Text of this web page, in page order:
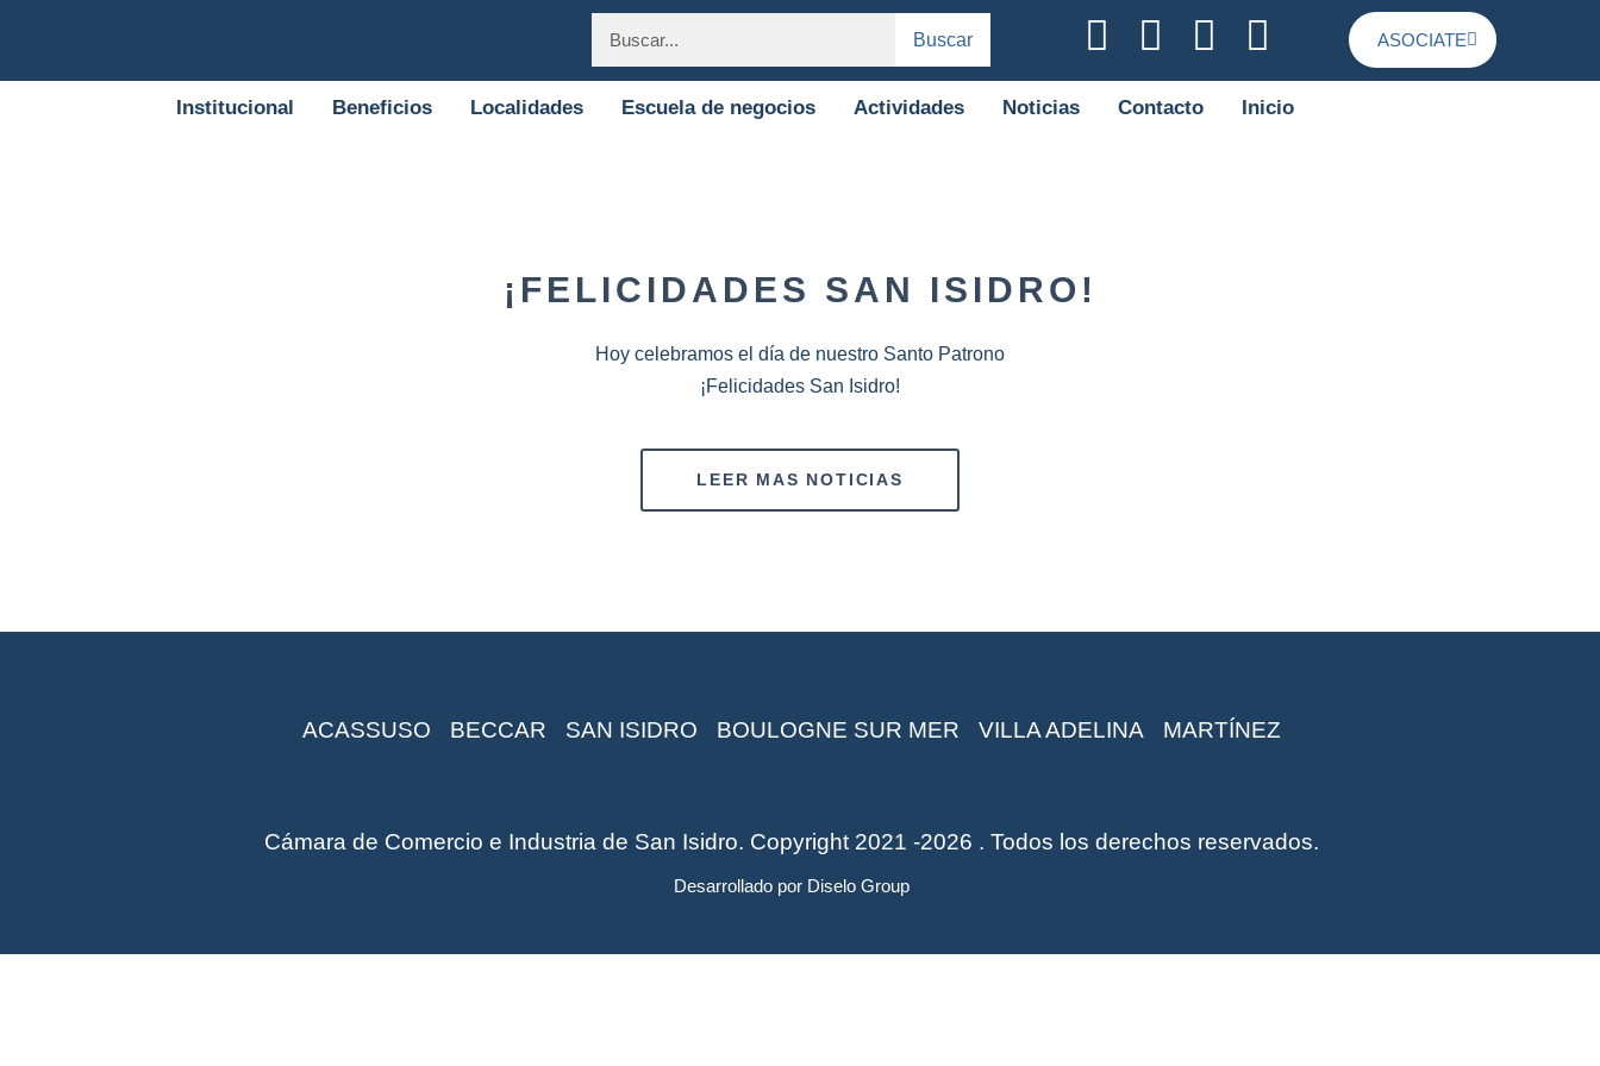
Buscar ASOCIATE
Institucional Beneficios Localidades Escuela de negocios Actividades Noticias Contacto Inicio
¡FELICIDADES SAN ISIDRO!
Hoy celebramos el día de nuestro Santo Patrono
¡Felicidades San Isidro!
LEER MAS NOTICIAS
ACASSUSO BECCAR SAN ISIDRO BOULOGNE SUR MER VILLA ADELINA MARTÍNEZ
Cámara de Comercio e Industria de San Isidro. Copyright 2021 -2026 . Todos los derechos reservados.
Desarrollado por Diselo Group